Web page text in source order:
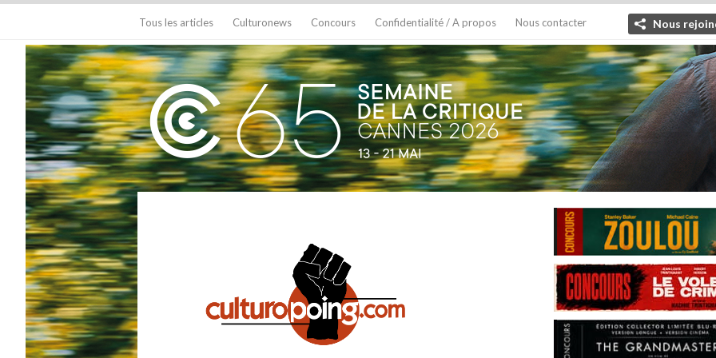
Tous les articles Culturonews Concours Confidentialité / A propos Nous contacter Nous